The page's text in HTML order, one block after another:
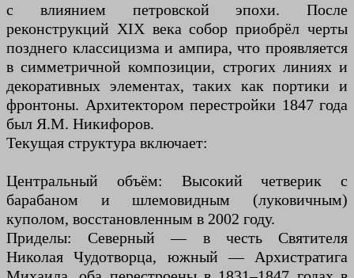
с влиянием петровской эпохи. После
реконструкций XIX века собор приобрёл черты
позднего классицизма и ампира, что проявляется
в симметричной композиции, строгих линиях и
декоративных элементах, таких как портики и
фронтоны. Архитектором перестройки 1847 года
был Я.М. Никифоров.
Текущая структура включает:
Центральный объём: Высокий четверик с
барабаном и шлемовидным (луковичным)
куполом, восстановленным в 2002 году.
Приделы: Северный — в честь Святителя
Николая Чудотворца, южный — Архистратига